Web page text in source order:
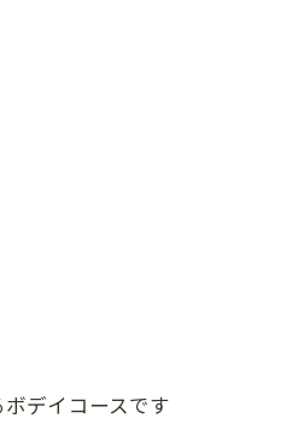
デイコースです